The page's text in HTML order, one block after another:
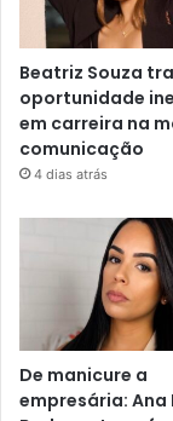
Beatriz Souza
oportunidade
em carreira na
comunicação
4 dias atrás
De manicure a
empresária: Ana